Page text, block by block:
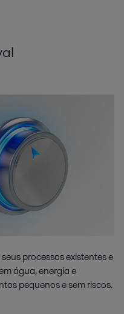
processos existentes e
água, energia e
pequenos e sem riscos.